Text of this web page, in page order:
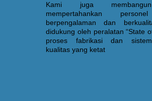
Kami juga
mempertahankan
berpengalaman dan
didukung oleh peralatan “State
proses fabrikasi dan
kualitas yang ketat